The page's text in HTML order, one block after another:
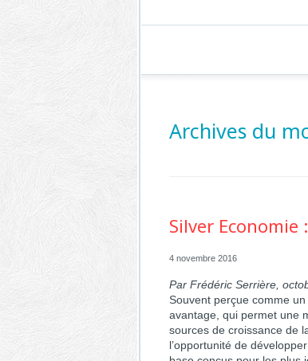
Archives du
Silver Economie
4 novembre 2016
Par Frédéric Serrière,
Souvent perçue comme un
avantage, qui permet une
sources de croissance de
l’opportunité de